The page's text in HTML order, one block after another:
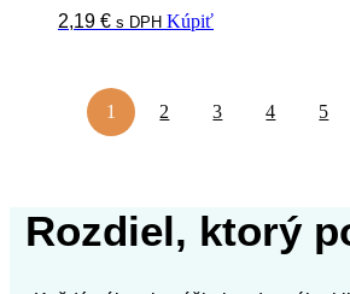
2,19 € s DPH Kúpiť
1 2 3 4 5
Rozdiel, ktorý